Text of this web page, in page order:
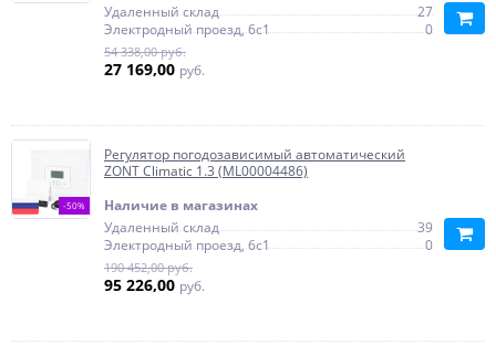
Удаленный склад
27
Электродный проезд, 6с1
0
54 338,00 руб.
27 169,00 руб.
-50%
Регулятор погодозависимый автоматический
ZONT Climatic 1.3 (ML00004486)
Наличие в магазинах
Удаленный склад
39
Электродный проезд, 6с1
0
190 452,00 руб.
95 226,00 руб.